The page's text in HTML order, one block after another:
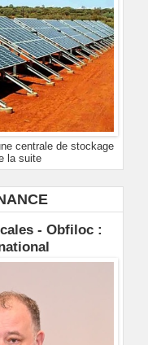
centrale de stockage
la suite
- Obfiloc :